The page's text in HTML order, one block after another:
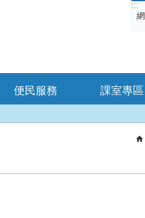
:::
便民服務 課室專區